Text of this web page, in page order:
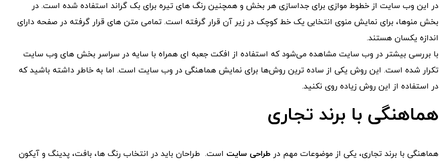
در این وب‌ سایت از خطوط موازی برای جداسازی هر بخش و همچنین رنگ‌ های تیره برای بک گراند استفاده‌ شده است. در
بخش منوها، برای نمایش منوی انتخابی یک خط کوچک در زیر آن قرار گرفته است. تمامی متن ‌های قرار گرفته در صفحه دارای
اندازه یکسان هستند.
با بررسی بیشتر در وب‌ سایت مشاهده می‌شود که استفاده از افکت جعبه‌ ای همراه با سایه در سراسر بخش ‌های وب ‌سایت
تکرار شده است. این روش یکی از ساده ‌ترین روش‌ها برای نمایش هماهنگی در وب ‌سایت است. اما به خاطر داشته باشید که
در استفاده از این روش زیاده روی نکنید.
هماهنگی با برند تجاری
هماهنگی با برند تجاری، یکی از موضوعات مهم در طراحی سایت است. طراحان باید در انتخاب رنگ ‌ها، بافت، پدینگ و آیکون